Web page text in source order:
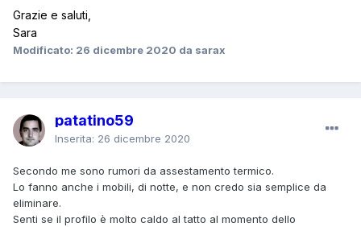
Grazie e saluti,
Sara
Modificato: 26 dicembre 2020 da sarax
patatino59
Inserita: 26 dicembre 2020
Secondo me sono rumori da assestamento termico.
Lo fanno anche i mobili, di notte, e non credo sia semplice da
eliminare.
Senti se il profilo è molto caldo al tatto al momento dello